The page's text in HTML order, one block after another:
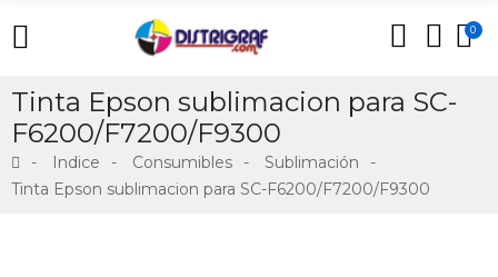
0
Tinta Epson sublimacion para SC-
F6200/F7200/F9300
Indice Consumibles
Sublimación
Tinta Epson sublimacion para SC-F6200/F7200/F9300